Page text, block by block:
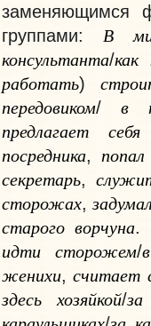
заменяющимся
группами: В
консультанта/как
работать)
передовиком/ в
предлагает
себя
посредника, попал
секретарь,
сторожах,
старого ворчуна.
идти сторожем/в
женихи,считает
здесь
хозяйкой/за